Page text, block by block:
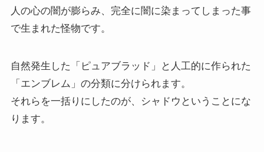
人の心の闇が膨らみ、完全に闇に染まってしまった事
で生まれた怪物です。
自然発生した「ピュアブラッド」と人工的に作られた
「エンブレム」の分類に分けられます。
それらを一括りにしたのが、シャドウということにな
ります。